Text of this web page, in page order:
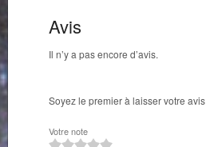
Avis
Il n’y a pas encore d’avis.
Soyez le premier à laisser votre
Votre note